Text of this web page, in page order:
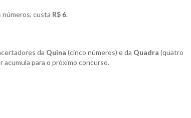
números, custa R$ 6.
da Quina (cinco números) e da Quadra (quatro
acumula para o próximo concurso.